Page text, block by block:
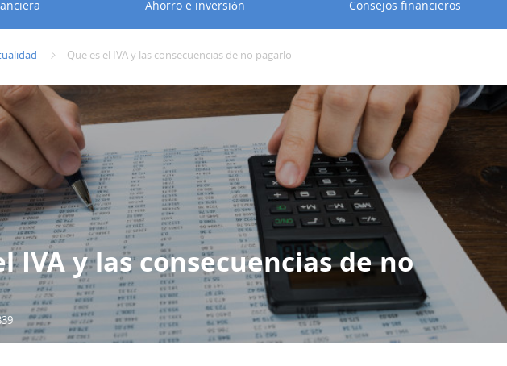
Ahorro e inversión Consejos financieros
Que es el IVA y las consecuencias de no pagarlo
IVA y las consecuencias de no